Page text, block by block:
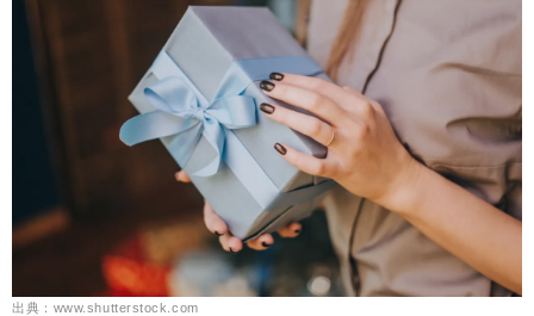
出典：www.shutterstock.com